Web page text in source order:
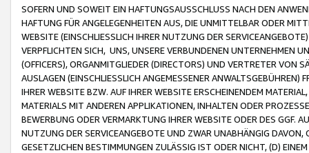
SOFERN UND SOWEIT EIN HAFTUNGSAUSSCHLUSS NACH DEN
HAFTUNG FÜR ANGELEGENHEITEN AUS, DIE UNMITTELBAR ODER
WEBSITE (EINSCHLIESSLICH IHRER NUTZUNG DER
VERPFLICHTEN SICH, UNS, UNSERE VERBUNDENEN UNTERNEHMEN
(OFFICERS), ORGANMITGLIEDER (DIRECTORS) UND VERTRETER VON
AUSLAGEN (EINSCHLIESSLICH ANGEMESSENER
IHRER WEBSITE BZW. AUF IHRER WEBSITE ERSCHEINENDEM
MATERIALS MIT ANDEREN APPLIKATIONEN, INHALTEN ODER
BEWERBUNG ODER VERMARKTUNG IHRER WEBSITE ODER DES GGF.
NUTZUNG DER SERVICEANGEBOTE UND ZWAR UNABHÄNGIG
GESETZLICHEN BESTIMMUNGEN ZULÄSSIG IST ODER NICHT, (D)